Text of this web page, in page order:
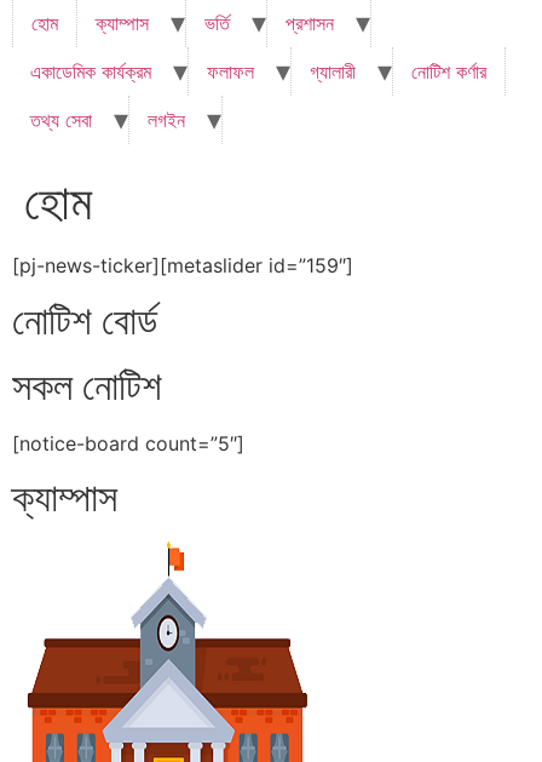
হোম ক্যাম্পাস ভর্তি
প্রশাসন
একাডেমিক কার্যক্রম
ফলাফল গ্যালারী
নোটিশ কর্ণার
তথ্য সেবা
লগইন
হোম
[pj-news-ticker][metaslider id=”159″]
নোটিশ বোর্ড
সকল নোটিশ
[notice-board count=”5″]
ক্যাম্পাস